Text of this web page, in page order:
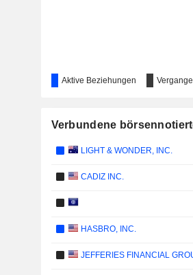
Aktive Beziehungen
Verbundene
LIGHT & WONDER, INC.
CADIZ INC.
HASBRO, INC.
JEFFERIES FINANCIAL